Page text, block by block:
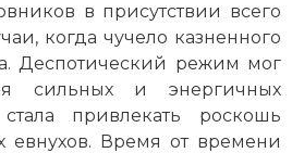
в присутствии всего
когда чучело казненного
Деспотический режим мог
сильных и энергичных
привлекать роскошь
евнухов. Время от времени